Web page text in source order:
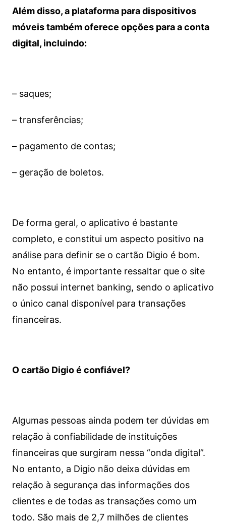
Além disso, a plataforma para dispositivos
móveis também oferece opções para a conta
digital, incluindo:
– saques;
– transferências;
– pagamento de contas;
– geração de boletos.
De forma geral, o aplicativo é bastante
completo, e constitui um aspecto positivo na
análise para definir se o cartão Digio é bom.
No entanto, é importante ressaltar que o site
não possui internet banking, sendo o aplicativo
o único canal disponível para transações
financeiras.
O cartão Digio é confiável?
Algumas pessoas ainda podem ter dúvidas em
relação à confiabilidade de instituições
financeiras que surgiram nessa “onda digital”.
No entanto, a Digio não deixa dúvidas em
relação à segurança das informações dos
clientes e de todas as transações como um
todo. São mais de 2,7 milhões de clientes